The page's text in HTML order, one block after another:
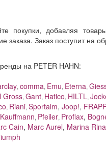
покупки, добавляя
заказа. Заказ поступит на
на PETER HAHN:
, comma, Emu, Eterna,
Gross, Gant, Hatico, HILTL,
, Riani, Sportalm, Joop!,
Kauffmann, Pfeiler, Proflax,
Cain, Marc Aurel, Marina